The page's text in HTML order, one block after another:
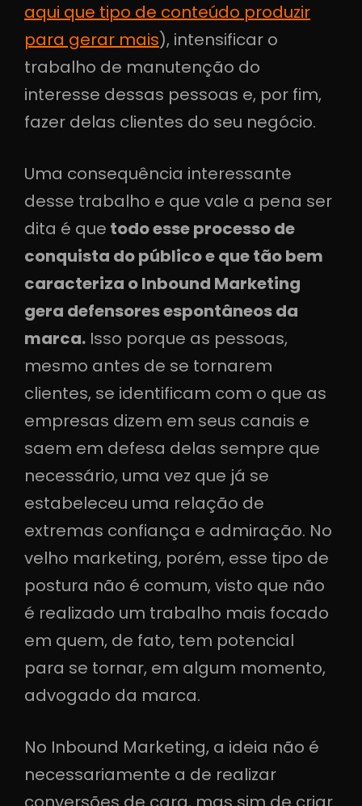
aqui que tipo de conteúdo produzir
para gerar mais), intensificar o
trabalho de manutenção do
interesse dessas pessoas e, por fim,
fazer delas clientes do seu negócio.
Uma consequência interessante
desse trabalho e que vale a pena ser
dita é que todo esse processo de
conquista do público e que tão bem
caracteriza o Inbound Marketing
gera defensores espontâneos da
marca. Isso porque as pessoas,
mesmo antes de se tornarem
clientes, se identificam com o que as
empresas dizem em seus canais e
saem em defesa delas sempre que
necessário, uma vez que já se
estabeleceu uma relação de
extremas confiança e admiração. No
velho marketing, porém, esse tipo de
postura não é comum, visto que não
é realizado um trabalho mais focado
em quem, de fato, tem potencial
para se tornar, em algum momento,
advogado da marca.
No Inbound Marketing, a ideia não é
necessariamente a de realizar